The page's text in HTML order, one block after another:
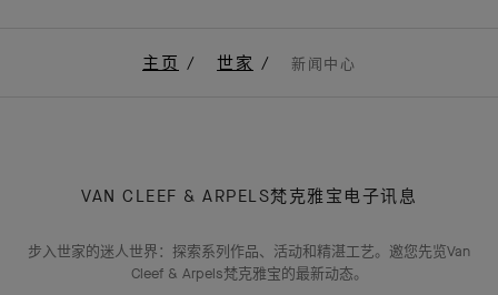
主页 世家 新闻中心
VAN CLEEF & ARPELS梵克雅宝电子讯息
步入世家的迷人世界：探索系列作品、活动和精湛工艺。邀您先览Van
Cleef & Arpels梵克雅宝的最新动态。